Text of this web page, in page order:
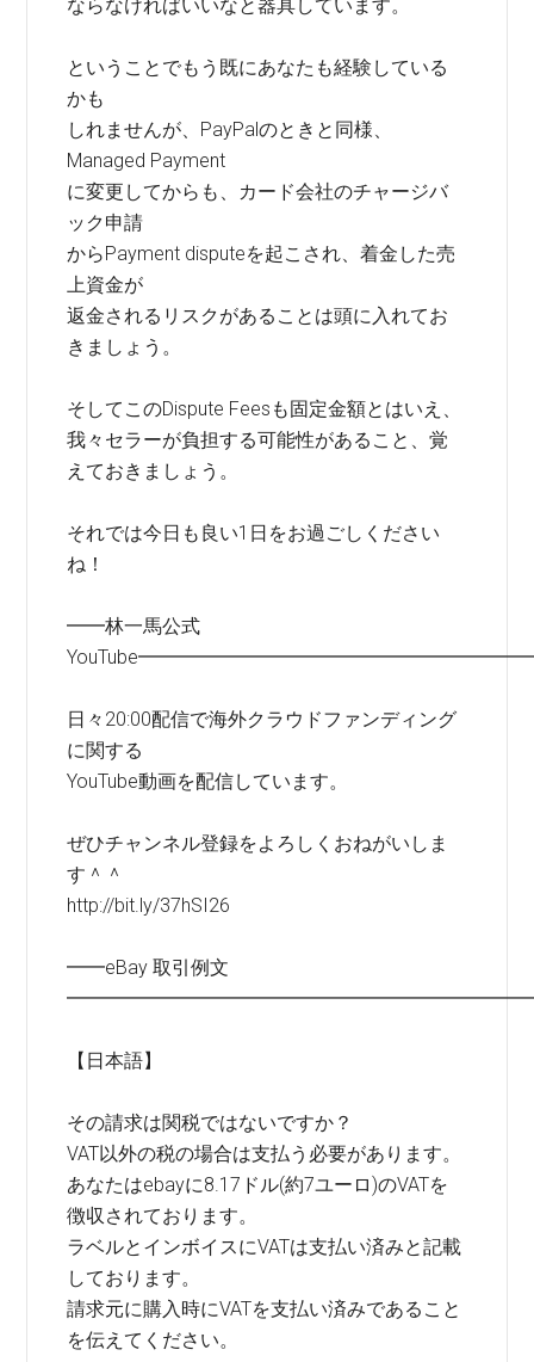
ならなければいいなと器具しています。
ということでもう既にあなたも経験している
かも
しれませんが、PayPalのときと同様、
Managed Payment
に変更してからも、カード会社のチャージバ
ック申請
からPayment disputeを起こされ、着金した売
上資金が
返金されるリスクがあることは頭に入れてお
きましょう。
そしてこのDispute Feesも固定金額とはいえ、
我々セラーが負担する可能性があること、覚
えておきましょう。
それでは今日も良い1日をお過ごしください
ね！
━━林一馬公式
日々20:00配信で海外クラウドファンディング
に関する
YouTube動画を配信しています。
ぜひチャンネル登録をよろしくおねがいしま
す＾＾
http://bit.ly/37hSI26
━━eBay 取引例文
【日本語】
その請求は関税ではないですか？
VAT以外の税の場合は支払う必要があります。
あなたはebayに8.17ドル(約7ユーロ)のVATを
徴収されております。
ラベルとインボイスにVATは支払い済みと記載
しております。
請求元に購入時にVATを支払い済みであること
を伝えてください。